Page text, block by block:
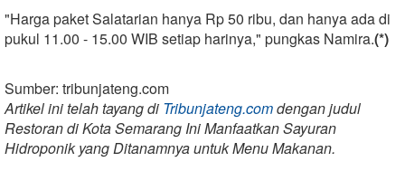
"Harga paket Salatarian hanya Rp 50 ribu, dan hanya ada di
pukul 11.00 - 15.00 WIB setiap harinya," pungkas Namira.(*)
Sumber: tribunjateng.com
Artikel ini telah tayang di Tribunjateng.comdengan judul
Restoran di Kota Semarang Ini Manfaatkan Sayuran
Hidroponik yang Ditanamnya untuk Menu Makanan.